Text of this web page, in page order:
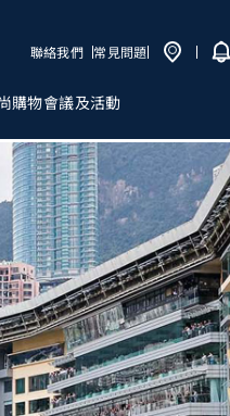
聯絡我們 常見問題
購物會議及活動